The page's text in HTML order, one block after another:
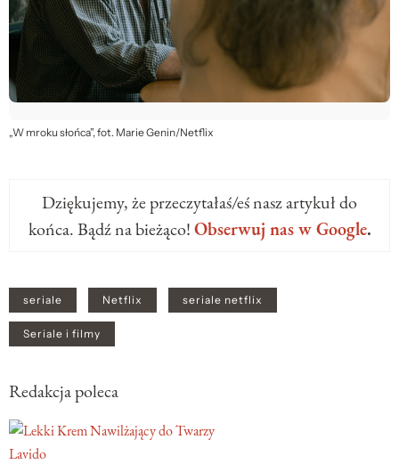
„W mroku słońca”, fot. Marie Genin/Netflix
Dziękujemy, że przeczytałaś/eś nasz artykuł do
końca. Bądź na bieżąco!Obserwuj nas w Google.
seriale Netflix seriale netflix
Seriale i filmy
Redakcja poleca
Lavido